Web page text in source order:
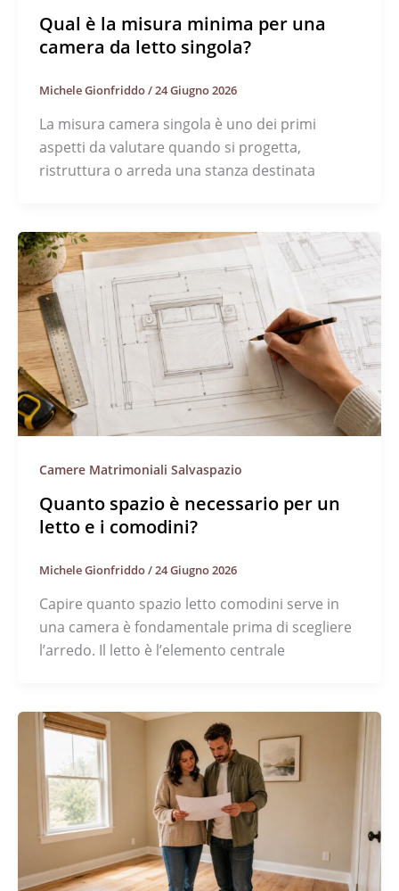
Qual è la misura minima per una
camera da letto singola?
Michele Gionfriddo/24 Giugno 2026
La misura camera singola è uno dei primi
aspetti da valutare quando si progetta,
ristruttura o arreda una stanza destinata
Camere Matrimoniali Salvaspazio
Quanto spazio è necessario per un
letto e i comodini?
Michele Gionfriddo/24 Giugno 2026
Capire quanto spazio letto comodini serve in
una camera è fondamentale prima di scegliere
l’arredo. Il letto è l’elemento centrale